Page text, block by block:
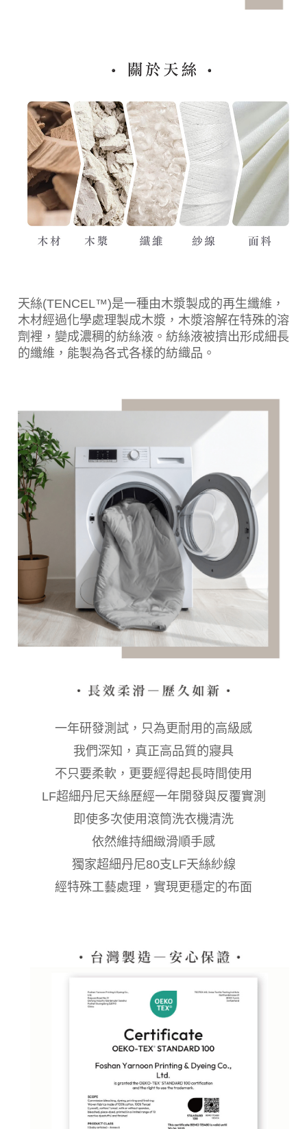
天絲(TENCEL™)是一種由木漿製成的再生纖維，
木材經過化學處理製成木漿，木漿溶解在特殊的溶
劑裡，變成濃稠的紡絲液。紡絲液被擠出形成細長
的纖維，能製為各式各樣的紡織品。
一年研發測試，只為更耐用的高級感
我們深知，真正高品質的寢具
不只要柔軟，更要經得起長時間使用
LF超細丹尼天絲歷經一年開發與反覆實測
即使多次使用滾筒洗衣機清洗
依然維持細緻滑順手感
獨家超細丹尼80支LF天絲紗線
經特殊工藝處理，實現更穩定的布面